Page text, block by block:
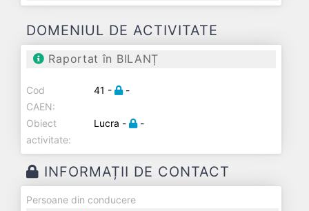
DOMENIUL DE ACTIVITATE
Raportat în BILANȚ
Cod
CAEN:
41 - -
Obiect
activitate:
Lucra - -
INFORMAȚII DE CONTACT
Persoane din conducere